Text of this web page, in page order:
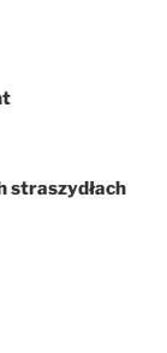
straszydłach